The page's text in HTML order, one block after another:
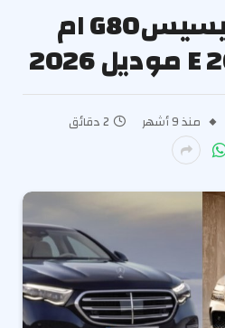
تختار ايه .. جينيسيس‎ G80ام
منذ 9 أشهر
2 دقائق